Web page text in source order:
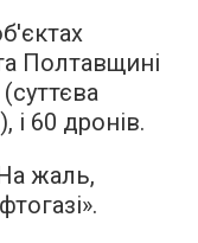
Полтавщині
і 60 дронів.
жаль,